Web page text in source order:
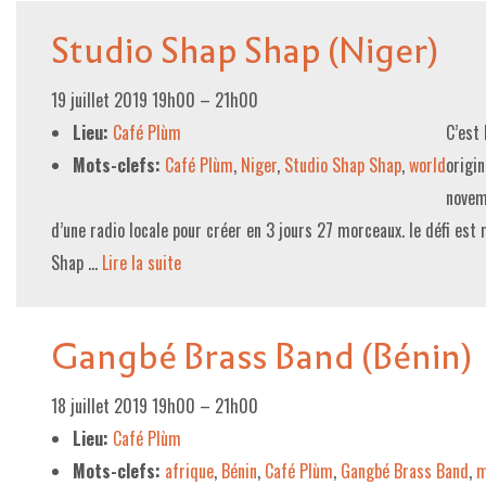
Studio Shap Shap (Niger)
19 juillet 2019 19h00 – 21h00
Lieu: Café Plùm
Mots-clefs: Café Plùm, Niger, Studio Shap Shap,world
d’une radio locale pour créer en 3 jours 27 morceaux. le défi
Shap … Lire la suite­­
Gangbé Brass Band (Bénin)
18 juillet 2019 19h00 – 21h00
Lieu: Café Plùm
Mots-clefs: afrique, Bénin, Café Plùm, Gangbé Brass Band,